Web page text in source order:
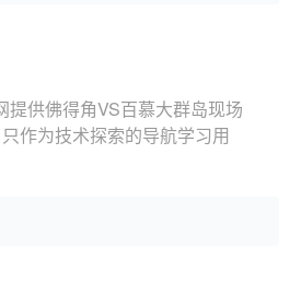
供佛得角VS百慕大群岛现场
作为技术探索的导航学习用